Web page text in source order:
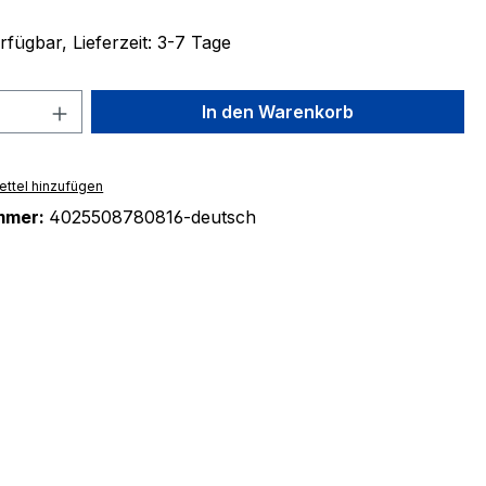
Lieferzeit: 3-7 Tage
Anzahl: Gib den gewünschten Wert
In den Warenkorb
hinzufügen
4025508780816-deutsch